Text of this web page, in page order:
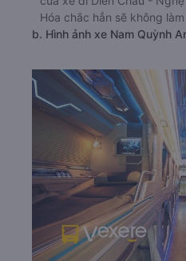
Hóa chắc hẳn sẽ không
b. Hình ảnh xe Nam Quỳnh